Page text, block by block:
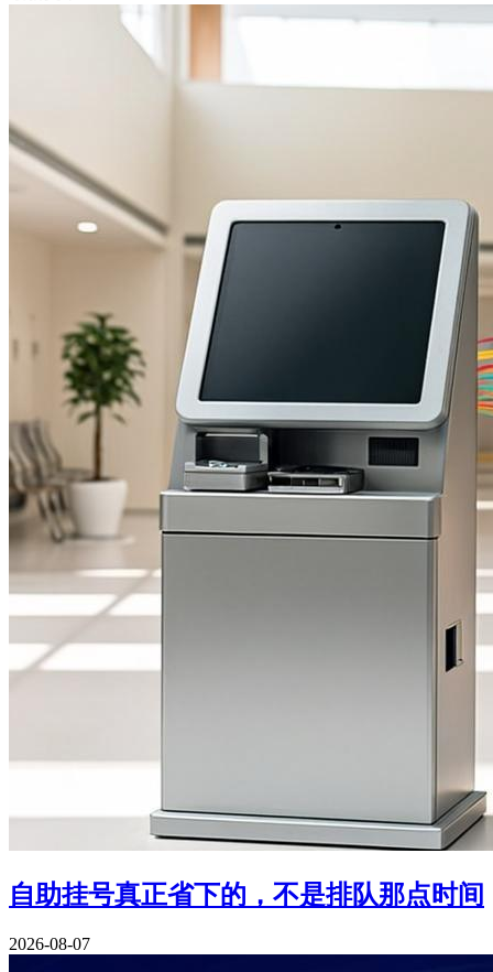
自助挂号真正省下的，不是排队那点时间
2026-08-07